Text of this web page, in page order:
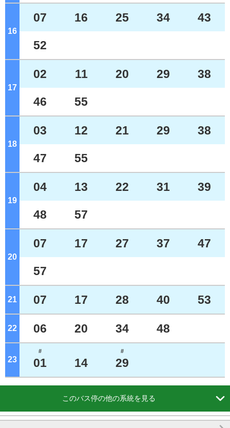
16 ジ
07 16 25 34 43
52
17 ジ
02 11 20 29 38
46 55
18 ジ
03 12 21 29 38
47 55
19 ジ
04 13 22 31 39
48 57
20 ジ
07 17 27 37 47
57
21 07 17 28 40 53
22 06 20 34 48
23
#
01 14
#
29
このバス停の他の系統を見る
